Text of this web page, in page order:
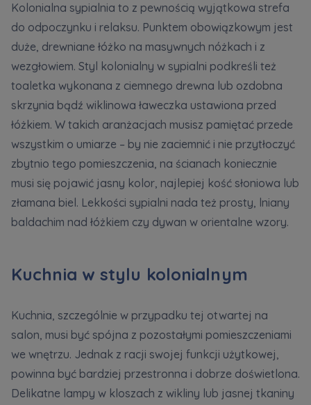
Kolonialna sypialnia to z pewnością wyjątkowa strefa
do odpoczynku i relaksu. Punktem obowiązkowym jest
duże, drewniane łóżko na masywnych nóżkach i z
wezgłowiem. Styl kolonialny w sypialni podkreśli też
toaletka wykonana z ciemnego drewna lub ozdobna
skrzynia bądź wiklinowa ławeczka ustawiona przed
łóżkiem. W takich aranżacjach musisz pamiętać przede
wszystkim o umiarze – by nie zaciemnić i nie przytłoczyć
zbytnio tego pomieszczenia, na ścianach koniecznie
musi się pojawić jasny kolor, najlepiej kość słoniowa lub
złamana biel. Lekkości sypialni nada też prosty, lniany
baldachim nad łóżkiem czy dywan w orientalne wzory.
Kuchnia w stylu kolonialnym
Kuchnia, szczególnie w przypadku tej otwartej na
salon, musi być spójna z pozostałymi pomieszczeniami
we wnętrzu. Jednak z racji swojej funkcji użytkowej,
powinna być bardziej przestronna i dobrze doświetlona.
Delikatne lampy w kloszach z wikliny lub jasnej tkaniny